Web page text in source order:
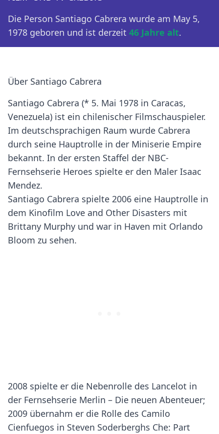
Die Person Santiago Cabrera wurde am May 5,
1978 geboren und ist derzeit 46 Jahre alt.
Über Santiago Cabrera
Santiago Cabrera (* 5. Mai 1978 in Caracas,
Venezuela) ist ein chilenischer Filmschauspieler.
Im deutschsprachigen Raum wurde Cabrera
durch seine Hauptrolle in der Miniserie Empire
bekannt. In der ersten Staffel der NBC-
Fernsehserie Heroes spielte er den Maler Isaac
Mendez.
Santiago Cabrera spielte 2006 eine Hauptrolle in
dem Kinofilm Love and Other Disasters mit
Brittany Murphy und war in Haven mit Orlando
Bloom zu sehen.
2008 spielte er die Nebenrolle des Lancelot in
der Fernsehserie Merlin – Die neuen Abenteuer;
2009 übernahm er die Rolle des Camilo
Cienfuegos in Steven Soderberghs Che: Part